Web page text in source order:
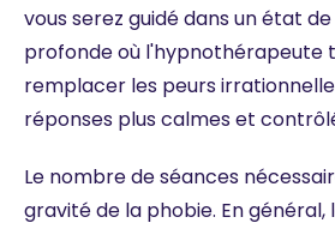
vous serez guidé dans un état
profonde où l'hypnothérapeute
remplacer les peurs
réponses plus calmes et
Le nombre de séances
gravité de la phobie. En général,